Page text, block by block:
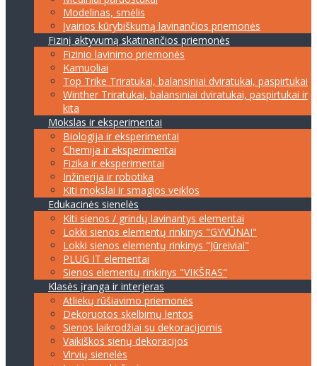
Modelinas, smėlis
Įvairios kūrybiškumą lavinančios priemonės
Fizinį aktyvumą skatinančios priemonės
Fizinio lavinimo priemonės
Kamuoliai
Top Trike Triratukai, balansiniai dviratukai, paspirtukai
Winther Triratukai, balansiniai dviratukai, paspirtukai ir
kita
Mokslas ir eksperimentai
Biologija ir eksperimentai
Chemija ir eksperimentai
Fizika ir eksperimentai
Inžinerija ir robotika
Kiti mokslai ir smagios veiklos
Edukacinės sienelės
Kiti sienos / grindų lavinantys elementai
Lokki sienos elementų rinkinys "GYVŪNAI"
Lokki sienos elementų rinkinys "Jūreiviai"
PLUG IT elementai
Sienos elementų rinkinys "VIKŠRAS"
Klasės įranga ir interjeras
Atliekų rūšiavimo priemonės
Dekoruotos skelbimų lentos
Sienos laikrodžiai su dekoracijomis
Vaikiškos sienų dekoracijos
Virvių sienelės